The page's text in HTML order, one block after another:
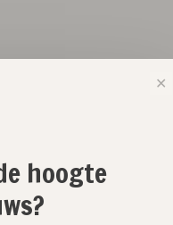
✕
hoogte